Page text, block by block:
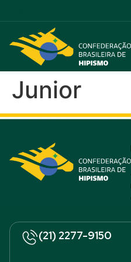
Junior
(21) 2277-9150